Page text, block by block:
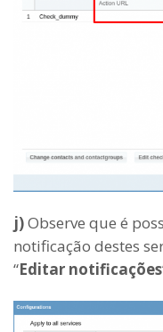
j)Observe que é
notificação destes
“Editar notificações